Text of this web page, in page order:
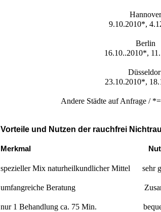
Hannover
9.10.2010*,
Berlin
16.10..2010*,
23.10.2010*,
Andere Städte auf Anfrage /
Vorteile und Nutzen der rauchfrei
Merkmal
spezieller Mix naturheilkundlicher Mittel sehr
umfangreiche Beratung
nur 1 Behandlung ca. 75 Min.